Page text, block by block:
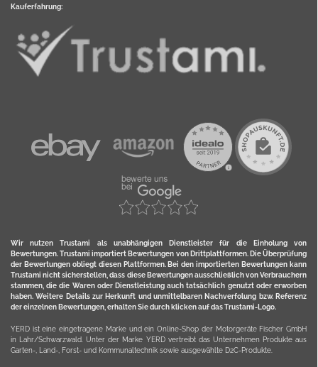
Kauferfahrung:
Wir nutzen Trustami als unabhängigen Dienstleister für die Einholung von
Bewertungen. Trustami importiert Bewertungen von Drittplattformen. Die Überprüfung
der Bewertungen obliegt diesen Plattformen. Bei den importierten Bewertungen kann
Trustami nicht sicherstellen, dass diese Bewertungen ausschließlich von Verbrauchern
stammen, die die Waren oder Dienstleistung auch tatsächlich genutzt oder erworben
haben. Weitere Details zur Herkunft und unmittelbaren Nachverfolung bzw. Referenz
der einzelnen Bewertungen, erhalten Sie durch klicken auf das Trustami-Logo.
YERD ist eine eingetragene Marke und ein Online-Shop der Motorgeräte Fischer GmbH
in Lahr/Schwarzwald. Unter der Marke YERD vertreibt das Unternehmen Produkte aus
Garten-, Land-, Forst- und Kommunaltechnik sowie ausgewählte D2C-Produkte.